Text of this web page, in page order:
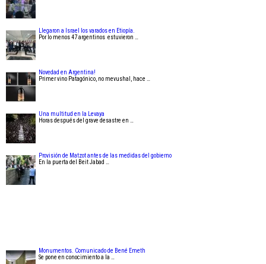
Llegaron a Israel los varados en Etiopía.
Por lo menos 47 argentinos estuvieron …
Novedad en Argentina!
Primer vino Patagónico, no mevushal, hace …
Una multitud en la Levaya
Horas después del grave desastre en …
Provisión de Matzot antes de las medidas del gobierno
En la puerta del Beit Jabad …
Monumentos. Comunicado de Bené Emeth
Se pone en conocimiento a la …